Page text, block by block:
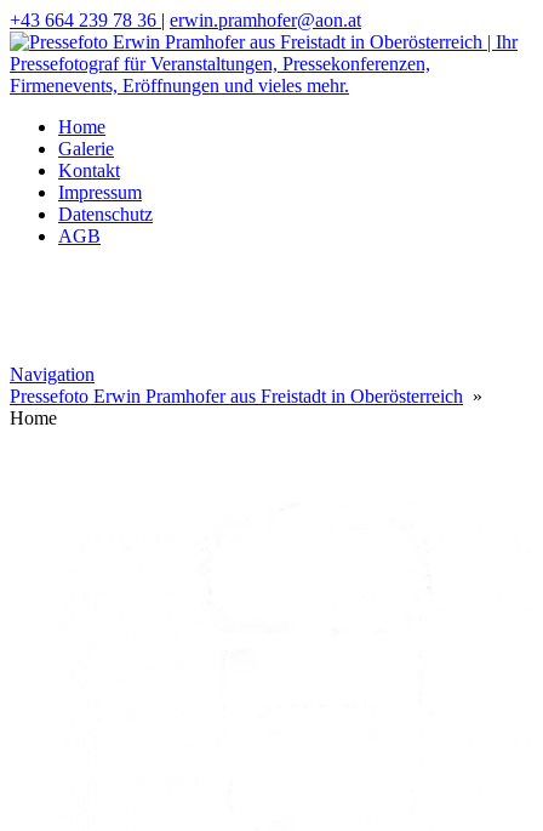
+43 664 239 78 36 | erwin.pramhofer@aon.at
Home
Galerie
Kontakt
Impressum
Datenschutz
AGB
Navigation
Pressefoto Erwin Pramhofer aus Freistadt in Oberösterreich »
Home